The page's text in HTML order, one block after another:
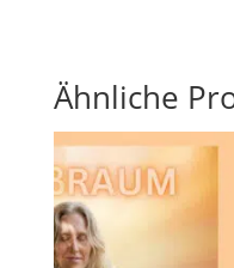
Ähnliche